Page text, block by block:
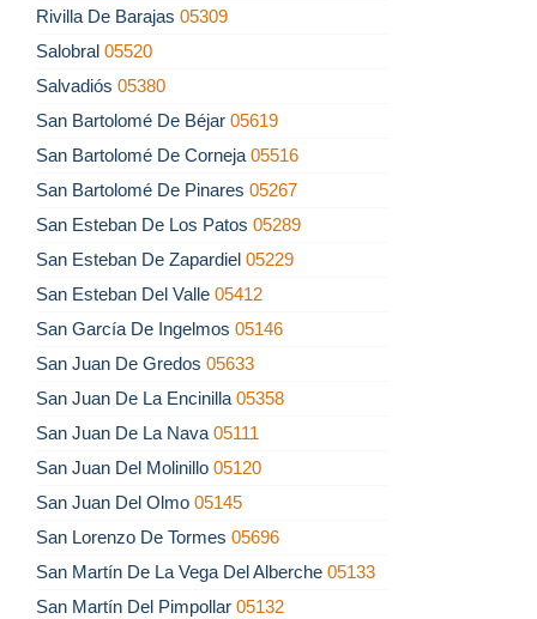
Rivilla De Barajas 05309
Salobral 05520
Salvadiós 05380
San Bartolomé De Béjar 05619
San Bartolomé De Corneja 05516
San Bartolomé De Pinares 05267
San Esteban De Los Patos 05289
San Esteban De Zapardiel 05229
San Esteban Del Valle 05412
San García De Ingelmos 05146
San Juan De Gredos 05633
San Juan De La Encinilla 05358
San Juan De La Nava 05111
San Juan Del Molinillo 05120
San Juan Del Olmo 05145
San Lorenzo De Tormes 05696
San Martín De La Vega Del Alberche 05133
San Martín Del Pimpollar 05132